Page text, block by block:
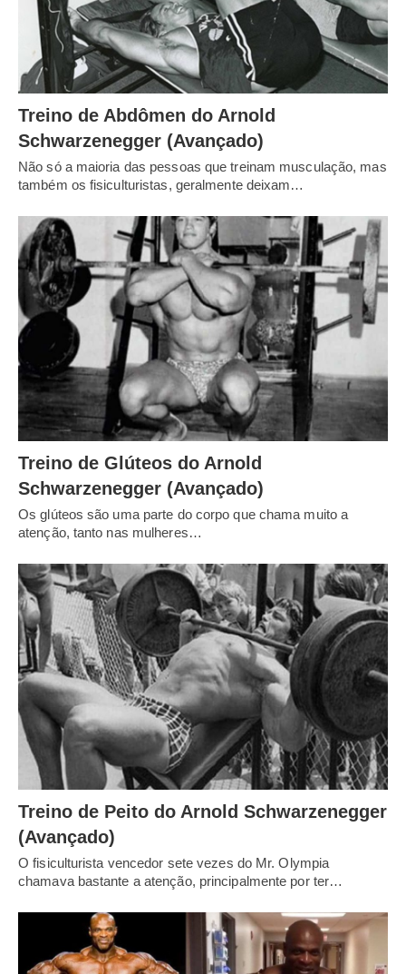
Treino de Abdômen do Arnold
Schwarzenegger (Avançado)
Não só a maioria das pessoas que treinam musculação, mas
também os fisiculturistas, geralmente deixam…
Treino de Glúteos do Arnold
Schwarzenegger (Avançado)
Os glúteos são uma parte do corpo que chama muito a
atenção, tanto nas mulheres…
Treino de Peito do Arnold Schwarzenegger
(Avançado)
O fisiculturista vencedor sete vezes do Mr. Olympia
chamava bastante a atenção, principalmente por ter…